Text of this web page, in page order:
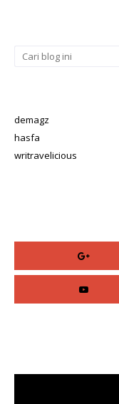
demagz
hasfa
writravelicious